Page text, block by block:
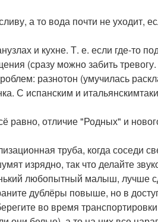
а то вода почти не уходит,
и кухне. Т. е. если где-то
(сразу можно забить
разнотон (умучилась
С испанским и
равно, отличие "Родных" и
труба, когда соседи
изрядно, так что делайте
любопытный малыш, лучше
дублёры повыше, но в
во время